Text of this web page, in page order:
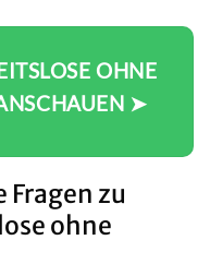
OHNE
➤
zu
ohne